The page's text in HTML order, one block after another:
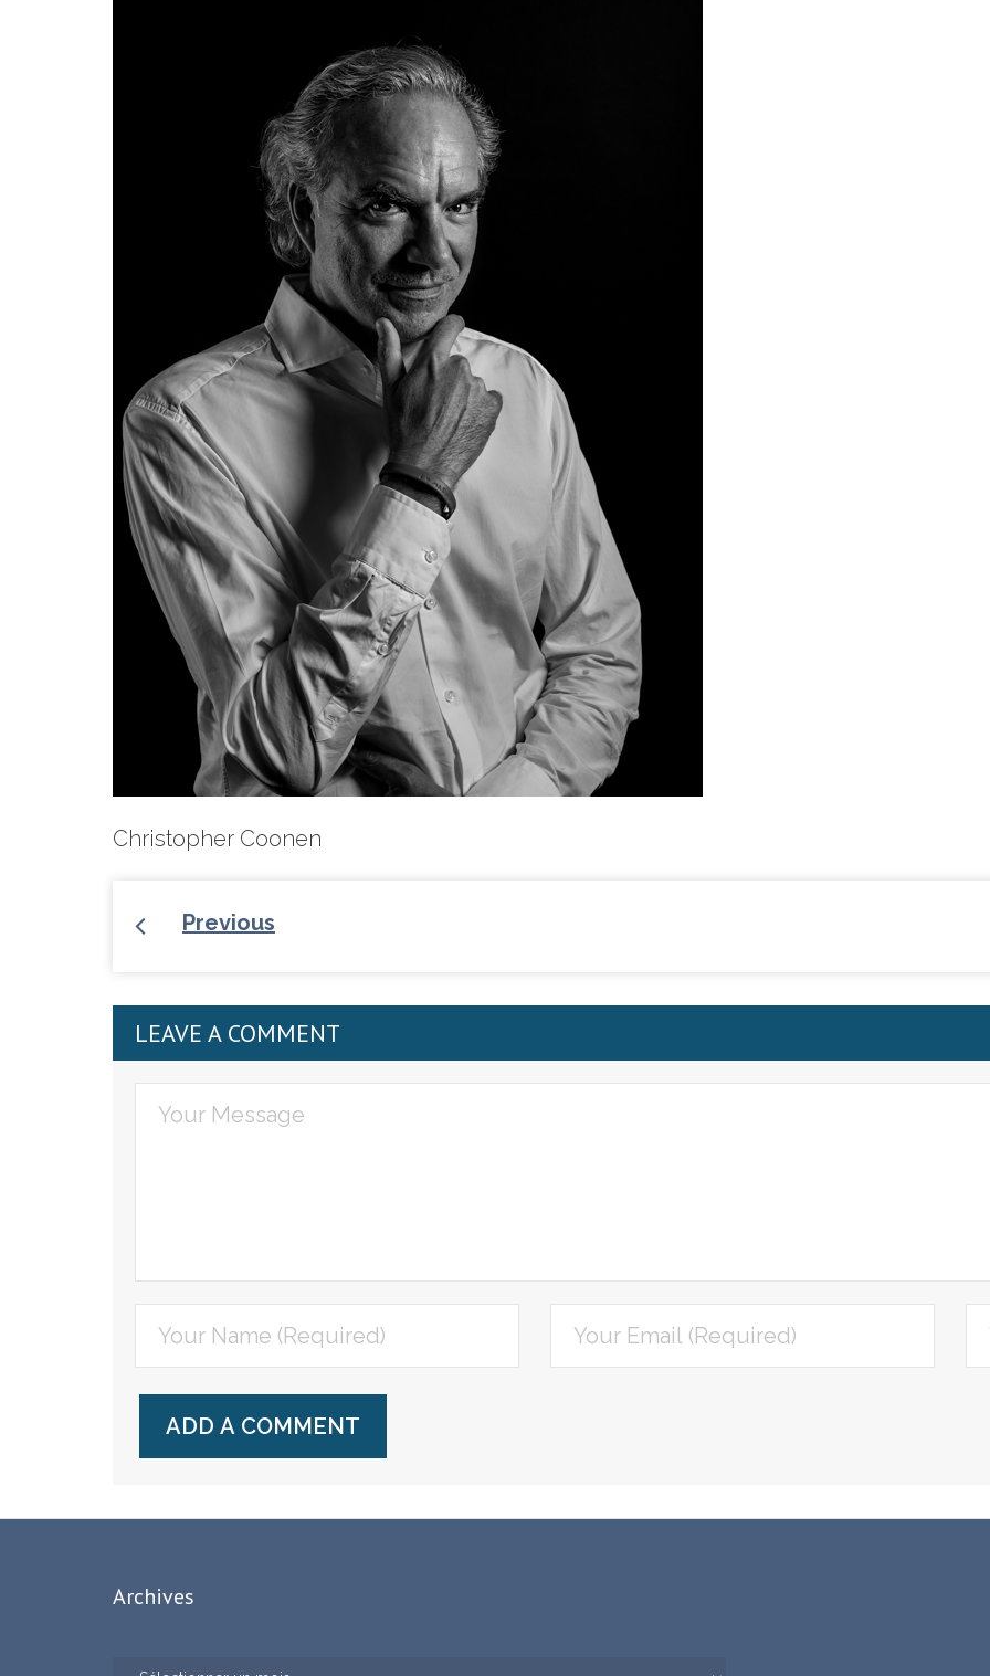
Christopher Coonen
Previous
LEAVE A COMMENT
Archives